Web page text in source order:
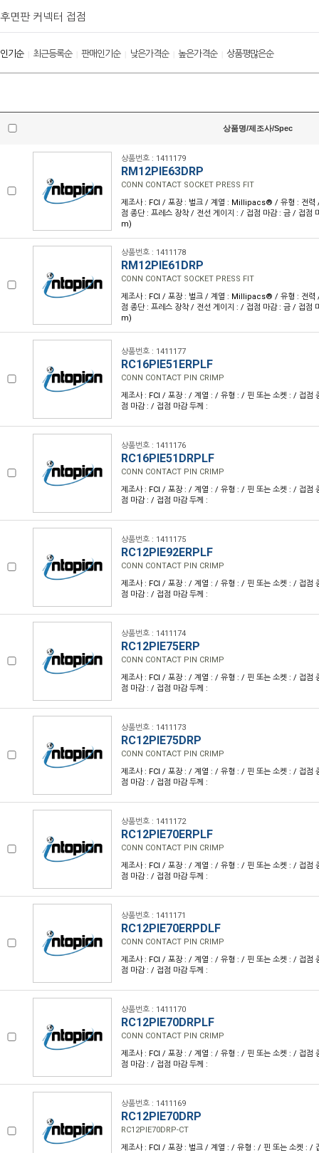
후면판 커넥터 접점
인기순| 최근등록순| 판매인기순| 낮은가격순| 높은가격순| 상품평많은순
상품명/제조사/Spec
상품번호 : 1411179
RM12PIE63DRP
CONN CONTACT SOCKET PRESS FIT
제조사 : FCI / 포장 : 벌크 / 계열 : Millipacs® / 유형 : 전력
점 종단 : 프레스 장착 / 전선 게이지 : / 접점 마감 : 금 / 접점
m)
상품번호 : 1411178
RM12PIE61DRP
CONN CONTACT SOCKET PRESS FIT
제조사 : FCI / 포장 : 벌크 / 계열 : Millipacs® / 유형 : 전력
점 종단 : 프레스 장착 / 전선 게이지 : / 접점 마감 : 금 / 접점
m)
상품번호 : 1411177
RC16PIE51ERPLF
CONN CONTACT PIN CRIMP
제조사 : FCI / 포장 : / 계열 : / 유형 : / 핀 또는 소켓 : / 접점
점 마감 : / 접점 마감 두께 :
상품번호 : 1411176
RC16PIE51DRPLF
CONN CONTACT PIN CRIMP
제조사 : FCI / 포장 : / 계열 : / 유형 : / 핀 또는 소켓 : / 접점
점 마감 : / 접점 마감 두께 :
상품번호 : 1411175
RC12PIE92ERPLF
CONN CONTACT PIN CRIMP
제조사 : FCI / 포장 : / 계열 : / 유형 : / 핀 또는 소켓 : / 접점
점 마감 : / 접점 마감 두께 :
상품번호 : 1411174
RC12PIE75ERP
CONN CONTACT PIN CRIMP
제조사 : FCI / 포장 : / 계열 : / 유형 : / 핀 또는 소켓 : / 접점
점 마감 : / 접점 마감 두께 :
상품번호 : 1411173
RC12PIE75DRP
CONN CONTACT PIN CRIMP
제조사 : FCI / 포장 : / 계열 : / 유형 : / 핀 또는 소켓 : / 접점
점 마감 : / 접점 마감 두께 :
상품번호 : 1411172
RC12PIE70ERPLF
CONN CONTACT PIN CRIMP
제조사 : FCI / 포장 : / 계열 : / 유형 : / 핀 또는 소켓 : / 접점
점 마감 : / 접점 마감 두께 :
상품번호 : 1411171
RC12PIE70ERPDLF
CONN CONTACT PIN CRIMP
제조사 : FCI / 포장 : / 계열 : / 유형 : / 핀 또는 소켓 : / 접점
점 마감 : / 접점 마감 두께 :
상품번호 : 1411170
RC12PIE70DRPLF
CONN CONTACT PIN CRIMP
제조사 : FCI / 포장 : / 계열 : / 유형 : / 핀 또는 소켓 : / 접점
점 마감 : / 접점 마감 두께 :
상품번호 : 1411169
RC12PIE70DRP
RC12PIE70DRP-CT
제조사 : FCI / 포장 : 벌크 / 계열 : / 유형 : / 핀 또는 소켓 : /